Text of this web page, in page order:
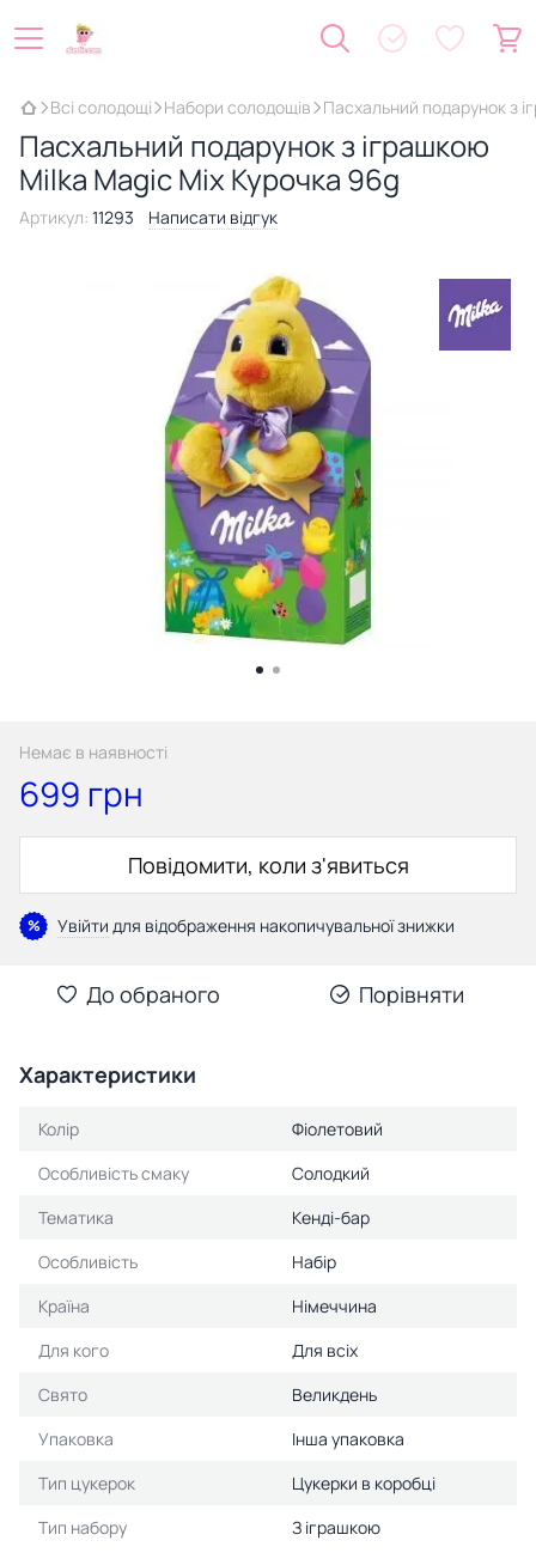
Всі солодощі Набори солодощів Пасхальний подарунок з
Пасхальний подарунок з іграшкою
Milka Magic Mix Курочка 96g
Артикул: 11293 Написати відгук
Немає в наявності
699 грн
Повідомити, коли з'явиться
% Увійти для відображення накопичувальної знижки
До обраного Порівняти
Характеристики
Колір
Фіолетовий
Особливість смаку
Солодкий
Тематика
Кенді-бар
Особливість
Набір
Країна
Німеччина
Для кого
Для всіх
Свято
Великдень
Упаковка
Інша упаковка
Тип цукерок
Цукерки в коробці
Тип набору
З іграшкою